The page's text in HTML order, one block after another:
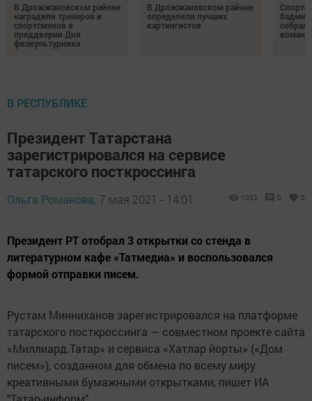
В Дрожжановском районе
наградили тренеров и
спортсменов в
преддверии Дня
физкультурника
В Дрожжановском районе
определили лучших
картингистов
В РЕСПУБЛИКЕ
Президент Татарстана
зарегистрировался на сервисе
татарского посткроссинга
Ольга Романова, 7 мая 2021 - 14:01 1032 0 0
Президент РТ отобрал 3 открытки со стенда в
литературном кафе «Татмедиа» и воспользовался
формой отправки писем.
Рустам Минниханов зарегистрировался на платформе
татарского посткроссинга — совместном проекте сайта
«Миллиард.Татар» и сервиса «Хатлар йорты» («Дом
писем»), созданном для обмена по всему миру
креативными бумажными открытками, пишет ИА